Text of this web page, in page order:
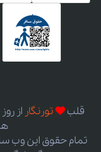
قلب تورنگار از
تمام حقوق این وب